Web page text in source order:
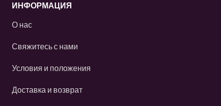
ИНФОРМАЦИЯ
О нас
Свяжитесь с нами
Условия и положения
Доставка и возврат